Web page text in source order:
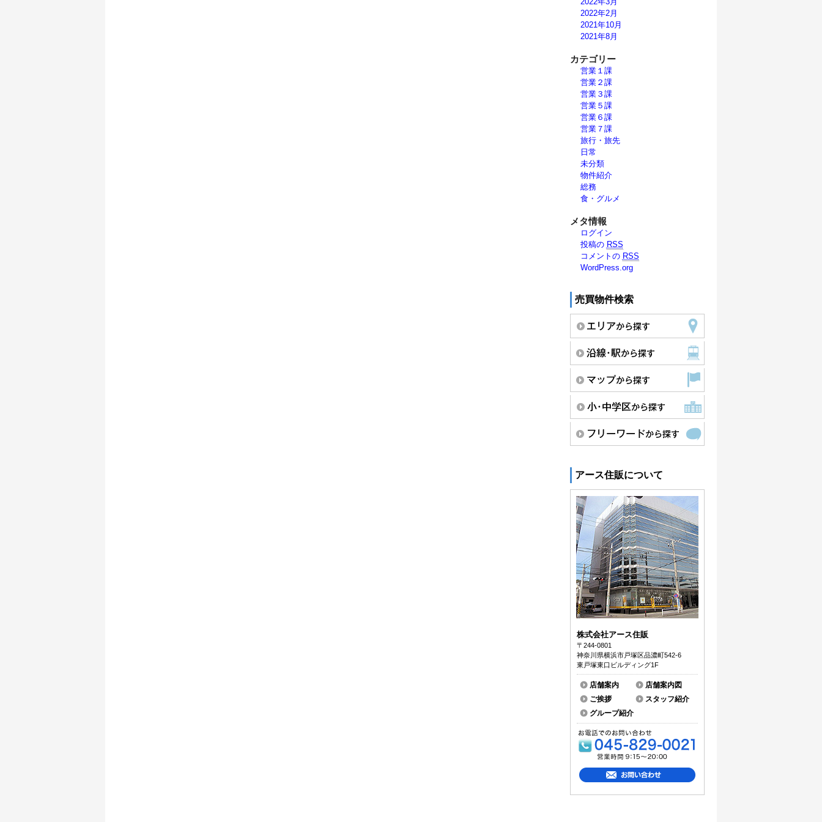
2022年2月
2021年10月
2021年8月
カテゴリー
営業１課
営業２課
営業３課
営業５課
営業６課
営業７課
旅行・旅先
日常
未分類
物件紹介
総務
食・グルメ
メタ情報
ログイン
投稿の RSS
コメントの RSS
WordPress.org
売買物件検索
アース住販について
株式会社アース住販
〒244-0801
神奈川県横浜市戸塚区品濃町542-6
東戸塚東口ビルディング1F
店舗案内
店舗案内図
ご挨拶
スタッフ紹介
グループ紹介